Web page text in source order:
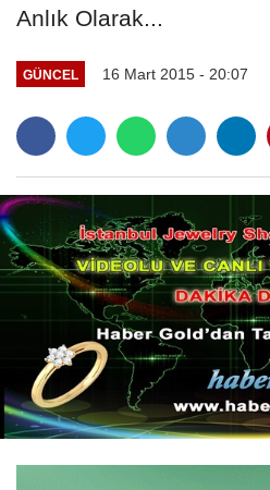
Anlık Olarak...
GÜNCEL 16 Mart 2015 - 20:07